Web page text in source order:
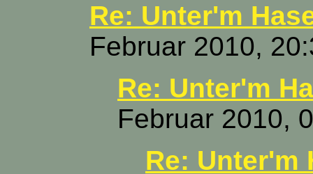
Re: Unter'm
Februar 2010,
Re: Unter'm
Februar 2010,
Re: Unter'm